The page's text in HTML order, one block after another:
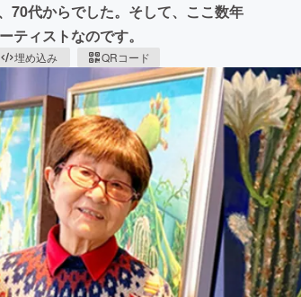
70代からでした。そして、ここ数年
ティストなのです。
埋め込み QRコード